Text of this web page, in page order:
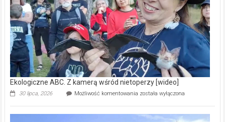
[wideo]
Ekologiczne ABC. Z kamerą wśród nietoperzy [wideo]
30 lipca, 2026 Możliwość komentowania Ekologiczne
kamerą
została wyłączona